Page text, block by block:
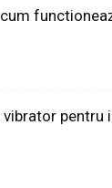
pentru